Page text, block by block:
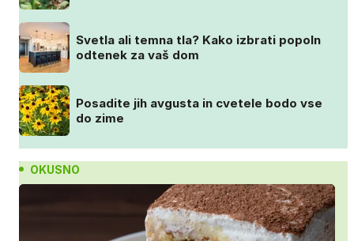
Svetla ali temna tla? Kako izbrati popoln
odtenek za vaš dom
Posadite jih avgusta in cvetele bodo vse
do zime
OKUSNO